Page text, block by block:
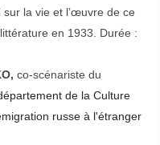
sur la vie et l’œuvre de ce
en 1933. Durée :
co-scénariste du
de la Culture
russe à l'étranger